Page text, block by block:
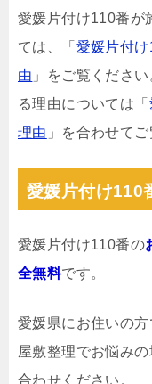
愛媛片付け110番が
ては、「 愛媛片付
由 」をご覧くださ
る理由については「
理由 」を合わせて
愛媛片付け110
愛媛片付け110番の
全無料です。
愛媛県にお住いの
屋敷整理でお悩み
合わせください。